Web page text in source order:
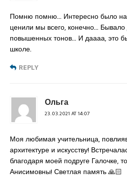
Помню помню… Интересно было
ценили мы всего, конечно…
повышенных тонов… И даааа, это
школе.
REPLY
Ольга
23.03.2021 AT 14:07
Моя любимая учительница,
архитектуре и искусству!
благодаря моей подруге Галочке,
Анисимовны! Светлая память 🙏🏻